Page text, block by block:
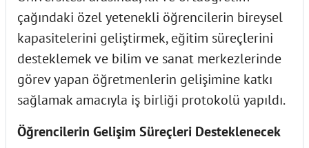
çağındaki özel yetenekli öğrencilerin bireysel
kapasitelerini geliştirmek, eğitim süreçlerini
desteklemek ve bilim ve sanat merkezlerinde
görev yapan öğretmenlerin gelişimine katkı
sağlamak amacıyla iş birliği protokolü yapıldı.
Öğrencilerin Gelişim Süreçleri Desteklenecek